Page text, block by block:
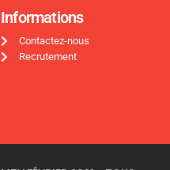
Informations
Contactez-nous
Recrutement